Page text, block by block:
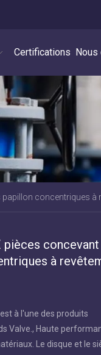
Certifications Nous
concentriques à
pièces
à
est à l'une des produits
Valve., Haute
Le disque et le